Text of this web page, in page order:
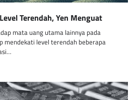
Terendah, Yen Menguat
mata uang utama lainnya pada
mendekati level terendah beberapa